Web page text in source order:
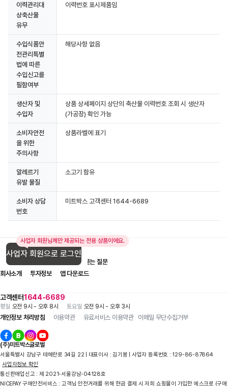
이력관리대
상축산물
유무
이력번호 표시제품임
수입식품안
전관리특별
법에 따른
수입신고를
필함여부
해당사항 없음
생산자 및
수입자
상품 상세페이지 상단의 축산물 이력번호 조회 시 생산자
(가공장) 확인 가능
소비자안전
을 위한
주의사항
상품라벨에 표기
알레르기
유발 물질
소고기 함유
소비자 상담
번호
미트박스 고객센터 1644-6689
사업자 회원님께만 제공되는 전용 상품이에요.
사업자 회원으로 로그인
고객센터1644-6689
평일 오전 9시 - 오후 8시 토요일 오전 9시 - 오후 3시
입점 제휴 문의
자주 묻는 질문
회사소개
투자정보 앱 다운로드
개인정보 처리방침 이용약관 유료서비스 이용약관 이메일 무단수집거부
(주)미트박스글로벌
서울특별시 강남구 테헤란로 34길 22 | 대표이사 : 김기봉 | 사업자 등록번호 : 129-86-87864
사업자정보 확인
통신판매업신고 : 제 2021-서울강남-04128호
NICEPAY 구매안전서비스 : 고객님 안전거래를 위해 현금 결제 시 저희 쇼핑몰이 가입한 에스크로 (구매